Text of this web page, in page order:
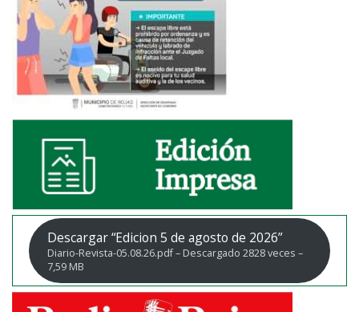
Descargar “Edicion 5 de agosto de 2026”
Diario-Revista-05.08.26.pdf – Descargado 2828 veces –
7,59 MB